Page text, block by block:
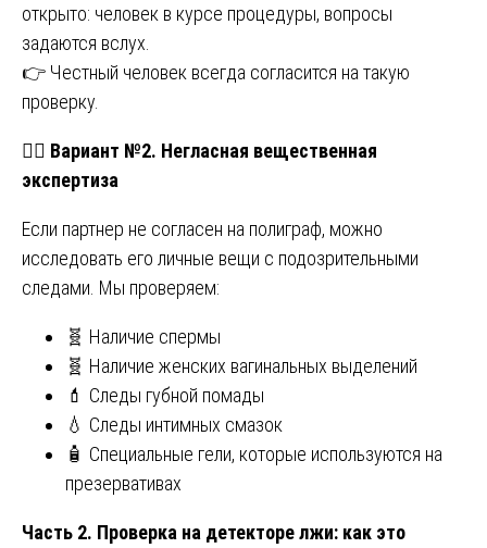
открыто: человек в курсе процедуры, вопросы
задаются вслух.
👉 Честный человек всегда согласится на такую
проверку.
🕵️‍♀️ Вариант №2. Негласная вещественная
экспертиза
Если партнер не согласен на полиграф, можно
исследовать его личные вещи с подозрительными
следами. Мы проверяем:
🧬 Наличие спермы
🧬 Наличие женских вагинальных выделений
💄 Следы губной помады
💧 Следы интимных смазок
🧴 Специальные гели, которые используются на
презервативах
Часть 2. Проверка на детекторе лжи: как это